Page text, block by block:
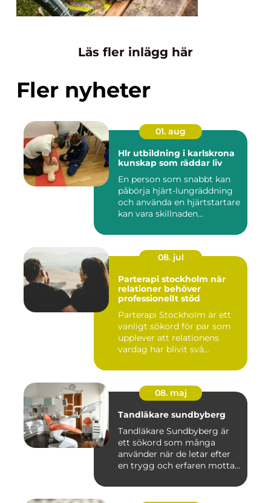
Läs fler inlägg här
Fler nyheter
01. aug
Hlr utbildning i karlskrona
kunskap som räddar liv
En person som snabbt kan
påbörja hjärt-lungräddning
och använda en hjärtstartare
kan vara skillnaden...
08. jul
Parterapi stockholm när
relationer behöver
professionellt stöd
Parterapi Stockholm är ett
vanligt sökord för par som
upplever att relationens
vardag har blivit svå...
08. maj
Tandläkare sundbyberg
Tandläkare Sundbyberg är
ett sökord som många
använder när de letar efter
en trygg och erfaren motta...